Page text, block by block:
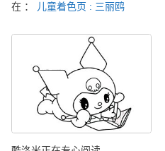
在 ：
儿童着色页 : 三丽鸥